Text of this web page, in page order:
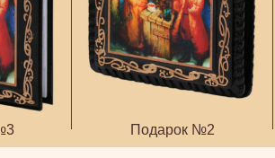
Подарок №2